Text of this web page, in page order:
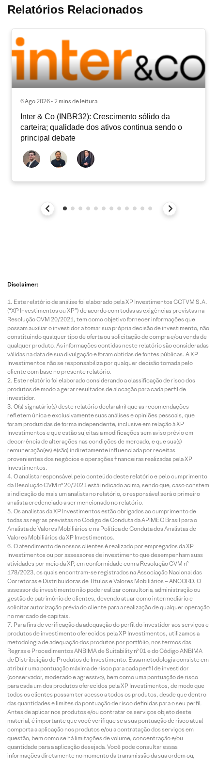
Relatórios Relacionados
6 Ago 2026 • 2 mins de leitura
Inter & Co (INBR32): Crescimento sólido da
carteira; qualidade dos ativos continua sendo o
principal debate
Disclaimer:
Este relatório de análise foi elaborado pela XP Investimentos CCTVM S.A.
(“XP Investimentos ou XP”) de acordo com todas as exigências previstas na
Resolução CVM 20/2021, tem como objetivo fornecer informações que
possam auxiliar o investidor a tomar sua própria decisão de investimento, não
constituindo qualquer tipo de oferta ou solicitação de compra e/ou venda de
qualquer produto. As informações contidas neste relatório são consideradas
válidas na data de sua divulgação e foram obtidas de fontes públicas. A XP
Investimentos não se responsabiliza por qualquer decisão tomada pelo
cliente com base no presente relatório.
Este relatório foi elaborado considerando a classificação de risco dos
produtos de modo a gerar resultados de alocação para cada perfil de
investidor.
O(s) signatário(s) deste relatório declara(m) que as recomendações
refletem única e exclusivamente suas análises e opiniões pessoais, que
foram produzidas de forma independente, inclusive em relação à XP
Investimentos e que estão sujeitas a modificações sem aviso prévio em
decorrência de alterações nas condições de mercado, e que sua(s)
remuneração(es) é(são) indiretamente influenciada por receitas
provenientes dos negócios e operações financeiras realizadas pela XP
Investimentos.
O analista responsável pelo conteúdo deste relatório e pelo cumprimento
da Resolução CVM nº 20/2021 está indicado acima, sendo que, caso constem
a indicação de mais um analista no relatório, o responsável será o primeiro
analista credenciado a ser mencionado no relatório.
Os analistas da XP Investimentos estão obrigados ao cumprimento de
todas as regras previstas no Código de Conduta da APIMEC Brasil para o
Analista de Valores Mobiliários e na Política de Conduta dos Analistas de
Valores Mobiliários da XP Investimentos.
O atendimento de nossos clientes é realizado por empregados da XP
Investimentos ou por assessores de investimento que desempenham suas
atividades por meio da XP, em conformidade com a Resolução CVM nº
178/2023, os quais encontram-se registrados na Associação Nacional das
Corretoras e Distribuidoras de Títulos e Valores Mobiliários – ANCORD. O
assessor de investimento não pode realizar consultoria, administração ou
gestão de patrimônio de clientes, devendo atuar como intermediário e
solicitar autorização prévia do cliente para a realização de qualquer operação
no mercado de capitais.
Para fins de verificação da adequação do perfil do investidor aos serviços e
produtos de investimento oferecidos pela XP Investimentos, utilizamos a
metodologia de adequação dos produtos por portfólio, nos termos das
Regras e Procedimentos ANBIMA de Suitability nº 01 e do Código ANBIMA
de Distribuição de Produtos de Investimento. Essa metodologia consiste em
atribuir uma pontuação máxima de risco para cada perfil de investidor
(conservador, moderado e agressivo), bem como uma pontuação de risco
para cada um dos produtos oferecidos pela XP Investimentos, de modo que
todos os clientes possam ter acesso a todos os produtos, desde que dentro
das quantidades e limites da pontuação de risco definidas para o seu perfil.
Antes de aplicar nos produtos e/ou contratar os serviços objeto deste
material, é importante que você verifique se a sua pontuação de risco atual
comporta a aplicação nos produtos e/ou a contratação dos serviços em
questão, bem como se há limitações de volume, concentração e/ou
quantidade para a aplicação desejada. Você pode consultar essas
informações diretamente no momento da transmissão da sua ordem ou,